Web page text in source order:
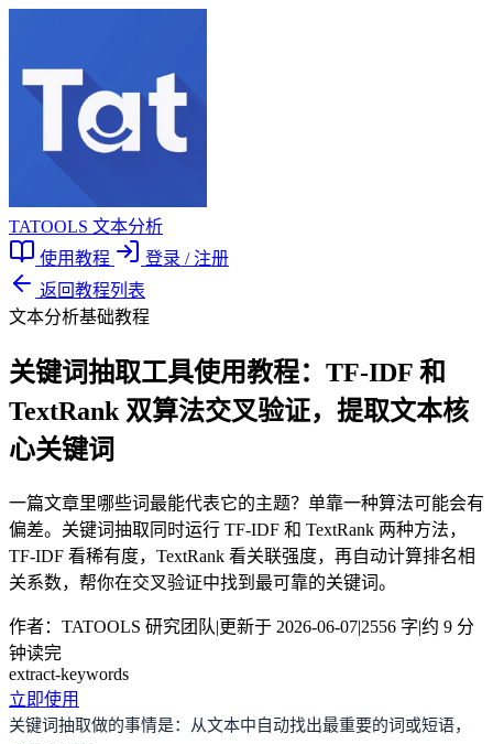
TATOOLS 文本分析
使用教程
登录 / 注册
返回教程列表
文本分析基础教程
关键词抽取工具使用教程：TF-IDF 和
TextRank 双算法交叉验证，提取文本核
心关键词
一篇文章里哪些词最能代表它的主题？单靠一种算法可能会有
偏差。关键词抽取同时运行 TF-IDF 和 TextRank 两种方法，
TF-IDF 看稀有度，TextRank 看关联强度，再自动计算排名相
关系数，帮你在交叉验证中找到最可靠的关键词。
作者：TATOOLS 研究团队|更新于 2026-06-07|2556 字|约 9 分
钟读完
extract-keywords
立即使用
关键词抽取做的事情是：从文本中自动找出最重要的词或短语，